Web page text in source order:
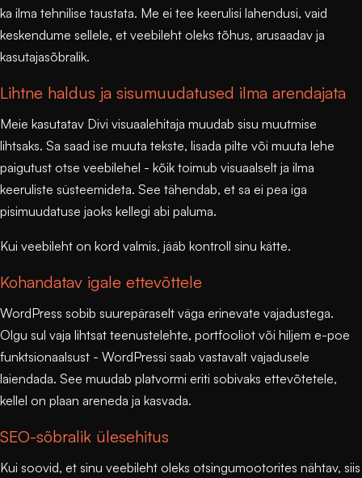
ka ilma tehnilise taustata. Me ei tee keerulisi lahendusi, vaid
keskendume sellele, et veebileht oleks tõhus, arusaadav ja
kasutajasõbralik.
Lihtne haldus ja sisumuudatused ilma arendajata
Meie kasutatav Divi visuaalehitaja muudab sisu muutmise
lihtsaks. Sa saad ise muuta tekste, lisada pilte või muuta lehe
paigutust otse veebilehel - kõik toimub visuaalselt ja ilma
keeruliste süsteemideta. See tähendab, et sa ei pea iga
pisimuudatuse jaoks kellegi abi paluma.
Kui veebileht on kord valmis, jääb kontroll sinu kätte.
Kohandatav igale ettevõttele
WordPress sobib suurepäraselt väga erinevate vajadustega.
Olgu sul vaja lihtsat teenustelehte, portfooliot või hiljem e-poe
funktsionaalsust - WordPressi saab vastavalt vajadusele
laiendada. See muudab platvormi eriti sobivaks ettevõtetele,
kellel on plaan areneda ja kasvada.
SEO-sõbralik ülesehitus
Kui soovid, et sinu veebileht oleks otsingumootorites nähtav, siis